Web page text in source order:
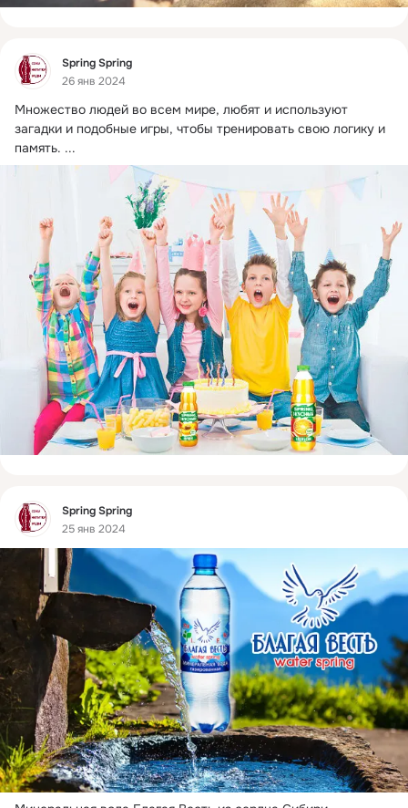
Фид
Spring Spring
26 янв 2024
Множество людей во всем мире, любят и используют
загадки и подобные игры, чтобы тренировать свою логику и
память. ...
Фид
Spring Spring
25 янв 2024